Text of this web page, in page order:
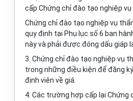
cấp Chứng chỉ đào tạo nghiệp vụ
Chứng chỉ đào tạo nghiệp vụ
quy định tại Phụ lục số 6 ban
này và phải được đóng dấu giáp
3. Chứng chỉ đào tạo nghiệp vụ
trong những điều kiện để đăng
định viên về giá.
4. Các trường hợp cấp lại Chứng